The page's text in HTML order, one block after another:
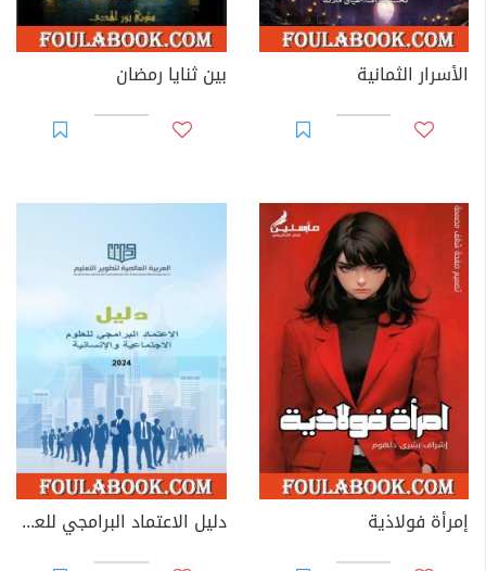
الأسرار الثمانية بين ثنايا رمضان
إمرأة فولاذية دليل الاعتماد البرامجي للعلوم الاجتماعية والإنسانية